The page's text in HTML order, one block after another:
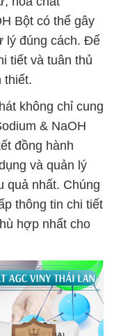
Bột có thể gây
lý đúng cách. Để
tiết và tuân thủ
thiết.
không chỉ cung
& NaOH
đồng hành
và quản lý
quả nhất. Chúng
thông tin chi tiết
hợp nhất cho